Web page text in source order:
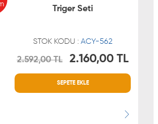
Triger Seti
STOK KODU : ACY-562
2.592,00 TL 2.160,00 TL
SEPETE EKLE
MÜŞTERİ HİZMETLERİ